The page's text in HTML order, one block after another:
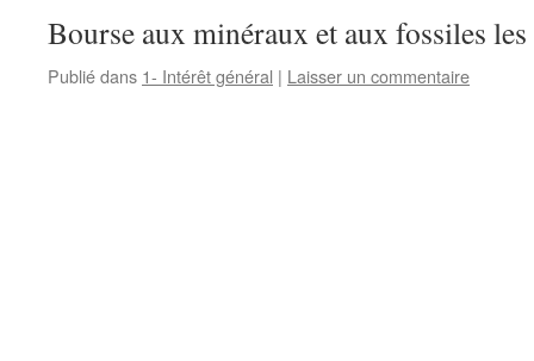
Bourse aux minéraux et aux fossiles
Publié dans 1- Intérêt général | Laisser un commentaire